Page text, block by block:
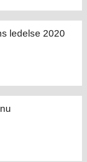
ledelse 2020